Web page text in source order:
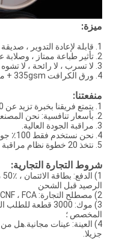
ميزة:
1. قابلة لإعادة التدوير ، صديقة للبيئة
2. تأثير طباعة ممتاز ، وصلابة عالية وسطوع جيد
3. لا تسرب ، لا رائحة ، لا تشوه
4. ورق الكرافت 335gsm + مزدوج PE المغلفة 40gsm
منفعتنا:
1. يتمتع فريقنا بخبرة تزيد عن 10 سنوات.
2. بأسعار تنافسية: نحن المصنعين.
3. مراقبة الجودة العالية.
4. نحن نستخدم فقط 100٪ جودة الغذاء الصف والمواد الآمنة.
5. نتخذ 20 خطوة نظام مراقبة الجودة - نوعية جيدة ودائمة.
شروط التجارة التجارية:
الرصيد قبل الشحن
2) مصطلح التجارة: EXW ، FOB ، CIF ، CNF ، FCA
المخصص ؛
4) العينة: عينات مجانية.هل
جزيلا.